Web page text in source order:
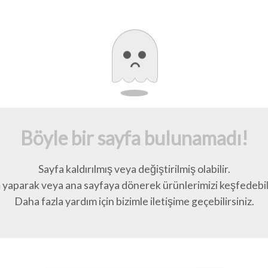
Böyle bir sayfa bulunamadı!
Sayfa kaldırılmış veya değiştirilmiş olabilir.
yaparak veya ana sayfaya dönerek ürünlerimizi
Daha fazla yardım için bizimle iletişime geçebilirsiniz.